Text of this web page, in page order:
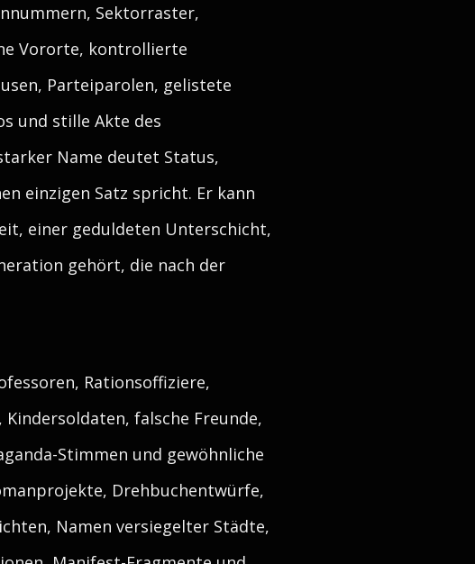
Sektorraster,
Vororte, kontrollierte
Parteiparolen, gelistete
und stille Akte des
Name deutet Status,
einzigen Satz spricht. Er kann
einer geduldeten Unterschicht,
gehört, die nach der
Rationsoffiziere,
falsche Freunde,
Stimmen und gewöhnliche
Drehbuchentwürfe,
Namen versiegelter Städte,